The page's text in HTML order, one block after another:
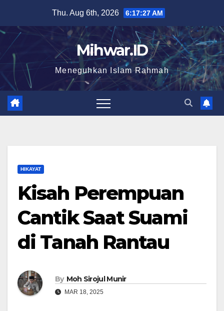
content
Thu. Aug 6th, 2026 6:17:28 AM
Mihwar.ID
Meneguhkan Islam Rahmah
HIKAYAT
Kisah Perempuan
Cantik Saat Suami
di Tanah Rantau
By Moh Sirojul Munir
MAR 18, 2025